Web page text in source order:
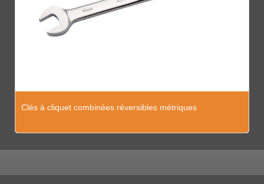
Clés à cliquet combinées réversibles métriques